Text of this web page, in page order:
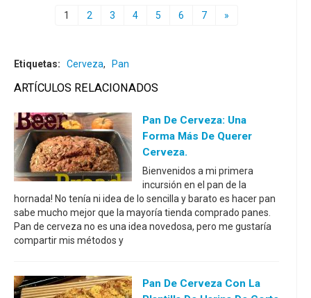
1 2 3 4 5 6 7 »
Etiquetas: Cerveza, Pan
ARTÍCULOS RELACIONADOS
Pan De Cerveza: Una
Forma Más De Querer
Cerveza.
Bienvenidos a mi primera
incursión en el pan de la
hornada! No tenía ni idea de lo sencilla y barato es hacer pan
sabe mucho mejor que la mayoría tienda comprado panes.
Pan de cerveza no es una idea novedosa, pero me gustaría
compartir mis métodos y
Pan De Cerveza Con La